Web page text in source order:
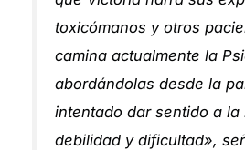
toxicómanos y otros
camina actualmente la
abordándolas desde la
intentado dar sentido a
debilidad y dificultad»,